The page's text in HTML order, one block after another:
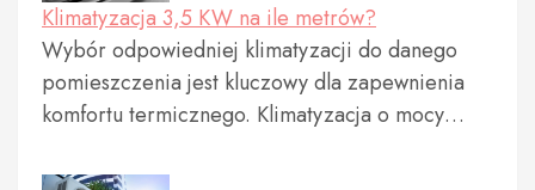
Klimatyzacja 3,5 KW na ile metrów?
Wybór odpowiedniej klimatyzacji do danego
pomieszczenia jest kluczowy dla zapewnienia
komfortu termicznego. Klimatyzacja o mocy…